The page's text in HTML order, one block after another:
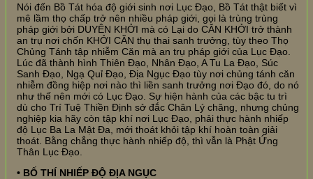
Nói đến Bồ Tát hóa độ giới sinh nơi Lục Đạo, Bồ Tát thật biết vì
mê lầm thọ chấp trở nên nhiều pháp giới, gọi là trùng trùng
pháp giới bởi DUYÊN KHỞI mà có Lại do CĂN KHỞI trở thành
an trụ nơi chốn KHỞI CĂN thụ thai sanh trưởng, tùy theo Thọ
Chủng Tánh tập nhiễm Căn mà an trụ pháp giới của Lục Đạo.
Lúc đã thành hình Thiên Đạo, Nhân Đạo, A Tu La Đạo, Súc
Sanh Đạo, Ngạ Quỉ Đạo, Địa Ngục Đạo tùy nơi chủng tánh căn
nhiễm đồng hiệp nơi nào thì liền sanh trưởng nơi Đạo đó, do nó
như thế nên mới có Lục Đạo. Sự hiện hành của các bậc tu trì
dù cho Trí Tuệ Thiền Định sở đắc Chân Lý chăng, nhưng chủng
nghiệp kia hãy còn tập khí nơi Lục Đạo, phải thực hành nhiếp
độ Lục Ba La Mật Đa, mới thoát khỏi tập khí hoàn toàn giải
thoát. Bằng chẳng thực hành nhiếp độ, thì vẫn là Phật Ứng
Thân Lục Đạo.
• BỐ THÍ NHIẾP ĐỘ ĐỊA NGỤC